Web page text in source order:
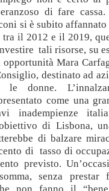
di fare
si è subito
il 2012 e il 2019,
tali risorse, su
Mara
destinato ad
donne.
come una
inadempienze
di Lisbona,
di balzare
di tasso di
previsto.
senza prestar